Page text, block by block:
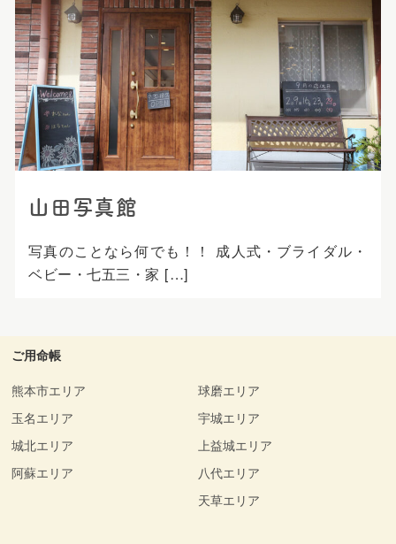
山田写真館
写真のことなら何でも！！ 成人式・ブライダル・
ベビー・七五三・家 […]
ご用命帳
熊本市エリア
玉名エリア
城北エリア
阿蘇エリア
球磨エリア
宇城エリア
上益城エリア
八代エリア
天草エリア